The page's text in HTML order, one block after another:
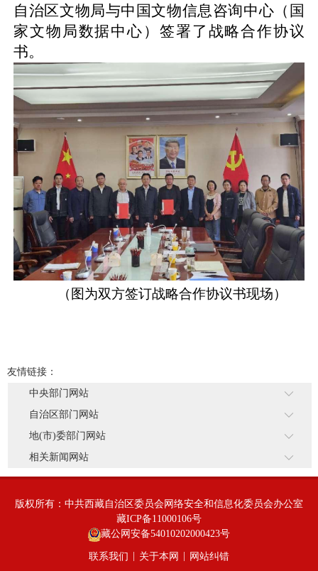
自治区文物局与中国文物信息咨询中心（国
家文物局数据中心）签署了战略合作协议
书。
（图为双方签订战略合作协议书现场）
友情链接：
中央部门网站
自治区部门网站
地(市)委部门网站
相关新闻网站
版权所有：中共西藏自治区委员会网络安全和信息化委员会办公室
藏ICP备11000106号
藏公网安备54010202000423号
联系我们 关于本网 网站纠错